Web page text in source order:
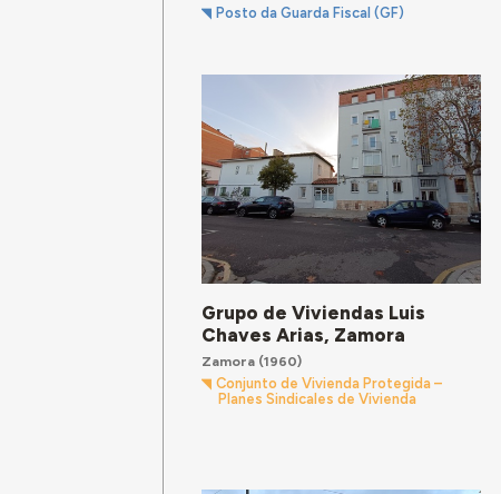
Posto da Guarda Fiscal (GF)
Grupo de Viviendas Luis
Chaves Arias, Zamora
Zamora (1960)
Conjunto de Vivienda Protegida –
Planes Sindicales de Vivienda